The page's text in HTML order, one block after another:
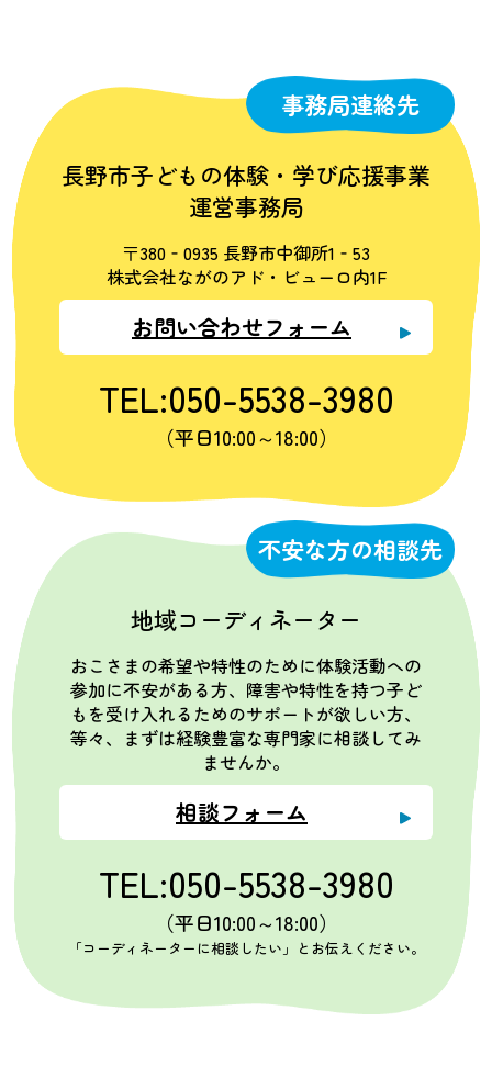
事務局連絡先
長野市子どもの体験・学び応援事業
運営事務局
〒380‐0935 長野市中御所1‐53
株式会社ながのアド・ビューロ内1F
お問い合わせフォーム
TEL:050-5538-3980
（平日10:00～18:00）
不安な方の相談先
地域コーディネーター
おこさまの希望や特性のために体験活動への
参加に不安がある方、障害や特性を持つ子ど
もを受け入れるためのサポートが欲しい方、
等々、まずは経験豊富な専門家に相談してみ
ませんか。
相談フォーム
TEL:050-5538-3980
（平日10:00～18:00）
「コーディネーターに相談したい」とお伝えください。